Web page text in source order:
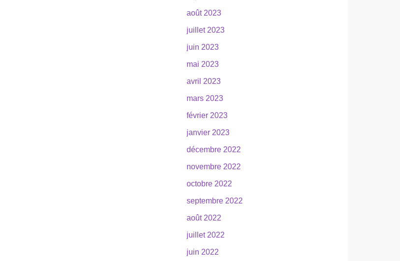
août 2023
juillet 2023
juin 2023
mai 2023
avril 2023
mars 2023
février 2023
janvier 2023
décembre 2022
novembre 2022
octobre 2022
septembre 2022
août 2022
juillet 2022
juin 2022